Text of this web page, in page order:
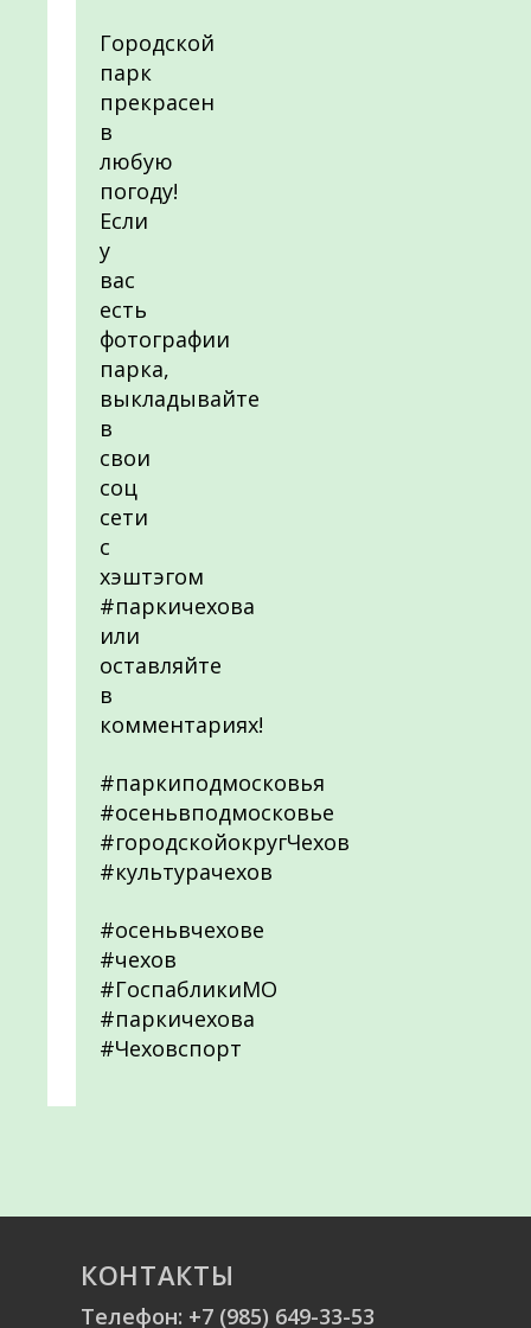
Городской
парк
прекрасен
в
любую
погоду!
Если
у
вас
есть
фотографии
парка,
выкладывайте
в
свои
соц
сети
с
хэштэгом
#паркичехова
или
оставляйте
в
комментариях!
#паркиподмосковья
#осеньвподмосковье
#городскойокругЧехов
#культурачехов
#осеньвчехове
#чехов
#ГоспабликиМО
#паркичехова
#Чеховспорт
КОНТАКТЫ
Телефон: +7 (985) 649-33-53